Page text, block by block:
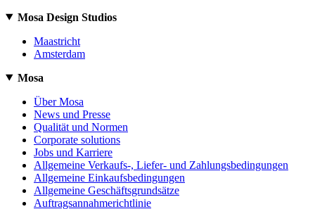
Mosa Design Studios
Maastricht
Amsterdam
Mosa
Über Mosa
News und Presse
Qualität und Normen
Corporate solutions
Jobs und Karriere
Allgemeine Verkaufs-, Liefer- und Zahlungsbedingungen
Allgemeine Einkaufsbedingungen
Allgemeine Geschäftsgrundsätze
Auftragsannahmerichtlinie